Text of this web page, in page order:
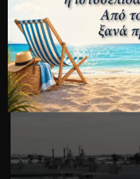
Το Κυπριακό
(3ο μέρος: Τουρκική
ΙΩΣΉΦ ΜΑΝΟΥΣΟΓΙΑΝΝΆΚΗΣ